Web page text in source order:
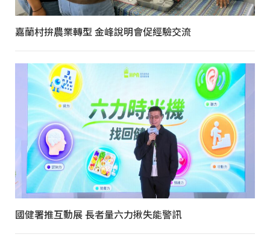
嘉蘭村拚農業轉型 金峰說明會促經驗交流
國健署推互動展 長者量六力揪失能警訊